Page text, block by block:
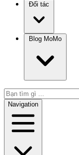
Đối tác
Blog MoMo
Navigation